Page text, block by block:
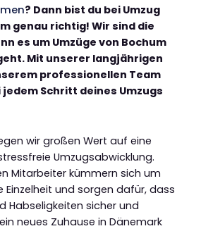
? Dann bist du bei Umzug
genau richtig! Wir sind die
es um Umzüge von Bochum
Mit unserer langjährigen
professionellen Team
Schritt deines Umzugs
wir großen Wert auf eine
Umzugsabwicklung.
Mitarbeiter kümmern sich um
Einzelheit und sorgen dafür, dass
Habseligkeiten sicher und
neues Zuhause in Dänemark